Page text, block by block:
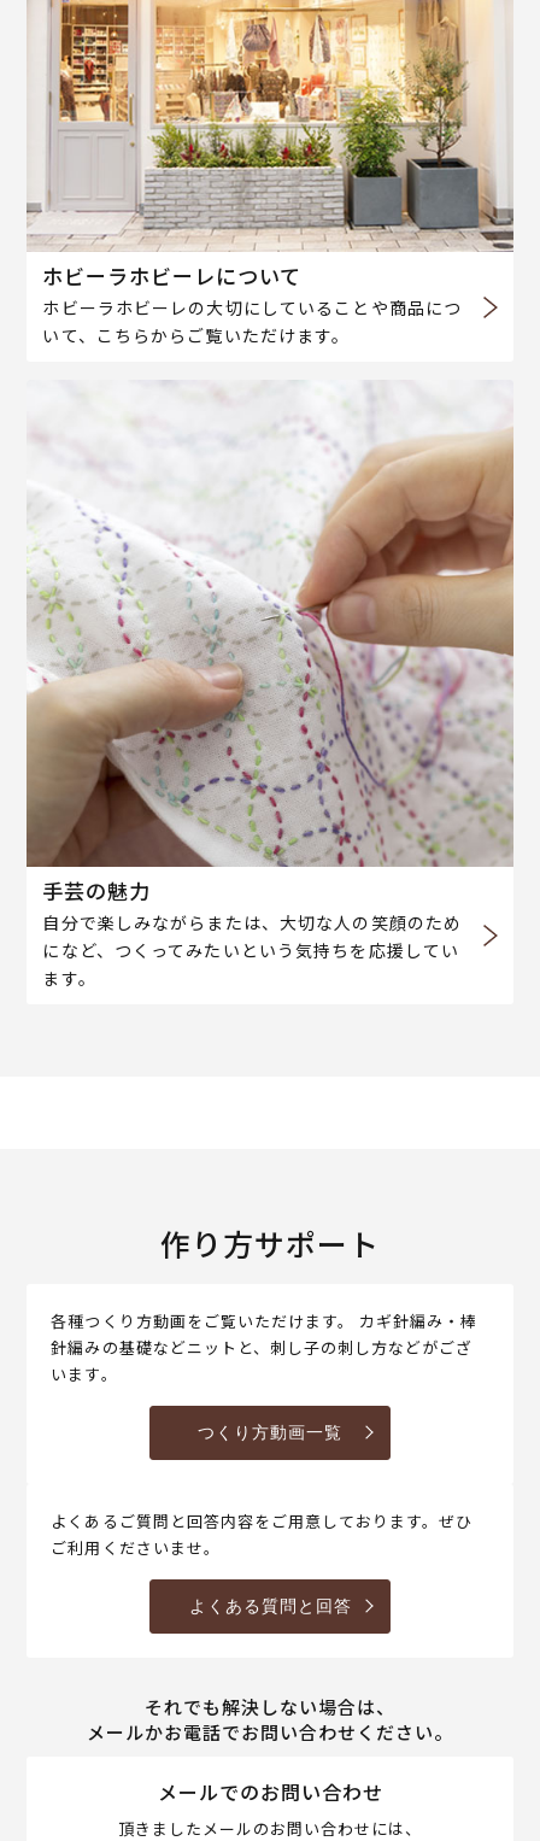
ホビーラホビーレについて
ホビーラホビーレの大切にしていることや商品につ
いて、こちらからご覧いただけます。
手芸の魅力
自分で楽しみながらまたは、大切な人の笑顔のため
になど、つくってみたいという気持ちを応援してい
ます。
作り方サポート
各種つくり方動画をご覧いただけます。 カギ針編み・棒
針編みの基礎などニットと、刺し子の刺し方などがござ
います。
つくり方動画一覧
よくあるご質問と回答内容をご用意しております。ぜひ
ご利用くださいませ。
よくある質問と回答
それでも解決しない場合は、
メールかお電話でお問い合わせください。
メールでのお問い合わせ
頂きましたメールのお問い合わせには、